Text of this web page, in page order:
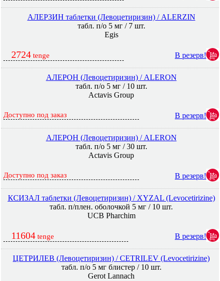
АЛЕРЗИН таблетки (Левоцетиризин) / ALERZIN
табл. п/о 5 мг / 7 шт.
Egis
2724 tenge В резерв!
АЛЕРОН (Левоцетиризин) / ALERON
табл. п/о 5 мг / 10 шт.
Actavis Group
Доступно под заказ В резерв!
АЛЕРОН (Левоцетиризин) / ALERON
табл. п/о 5 мг / 30 шт.
Actavis Group
Доступно под заказ В резерв!
КСИЗАЛ таблетки (Левоцетиризин) / XYZAL (Levocetirizine)
табл. п/плен. оболочкой 5 мг / 10 шт.
UCB Pharchim
11604 tenge В резерв!
ЦЕТРИЛЕВ (Левоцетиризин) / CETRILEV (Levocetirizine)
табл. п/о 5 мг блистер / 10 шт.
Gerot Lannach